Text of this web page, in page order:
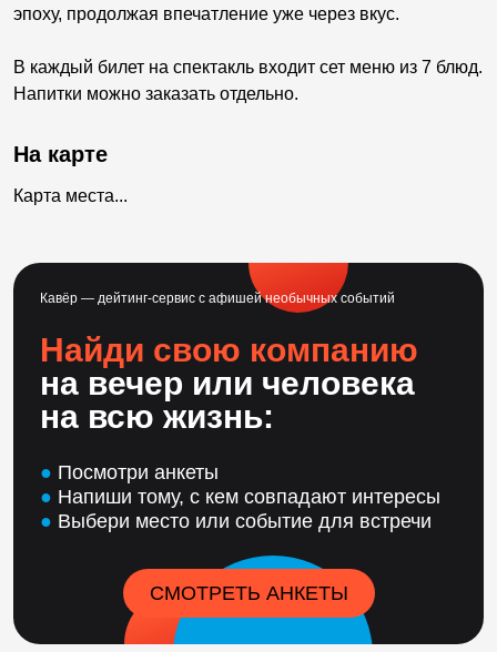
эпоху, продолжая впечатление уже через вкус.
В каждый билет на спектакль входит сет меню из 7 блюд.
Напитки можно заказать отдельно.
На карте
Карта места...
Кавёр — дейтинг-сервис с афишей необычных событий
Найди свою компанию
на вечер или человека
на всю жизнь:
● Посмотри анкеты
● Напиши тому, с кем совпадают интересы
● Выбери место или событие для встречи
СМОТРЕТЬ АНКЕТЫ